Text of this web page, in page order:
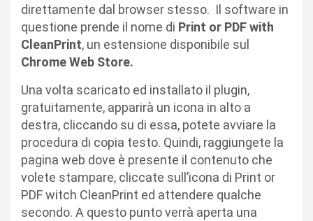
direttamente dal browser stesso. Il software in
questione prende il nome di Print or PDF with
CleanPrint, un estensione disponibile sul
Chrome Web Store.
Una volta scaricato ed installato il plugin,
gratuitamente, apparirà un icona in alto a
destra, cliccando su di essa, potete avviare la
procedura di copia testo. Quindi, raggiungete la
pagina web dove è presente il contenuto che
volete stampare, cliccate sull’icona di Print or
PDF witch CleanPrint ed attendere qualche
secondo. A questo punto verrà aperta una